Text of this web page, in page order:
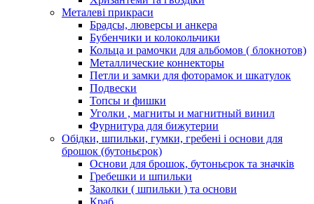
Металеві прикраси
Брадсы, люверсы и анкера
Бубенчики и колокольчики
Кольца и рамочки для альбомов ( блокнотов)
Металлические коннекторы
Петли и замки для фоторамок и шкатулок
Подвески
Топсы и фишки
Уголки , магниты и магнитный винил
Фурнитура для бижутерии
Обідки, шпильки, гумки, гребені і основи для
брошок (бутоньєрок)
Основи для брошок, бутоньєрок та значків
Гребешки и шпильки
Заколки ( шпильки ) та основи
Краб